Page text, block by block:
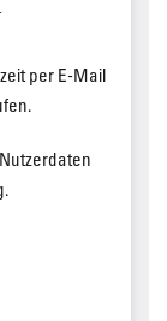
per E-Mail